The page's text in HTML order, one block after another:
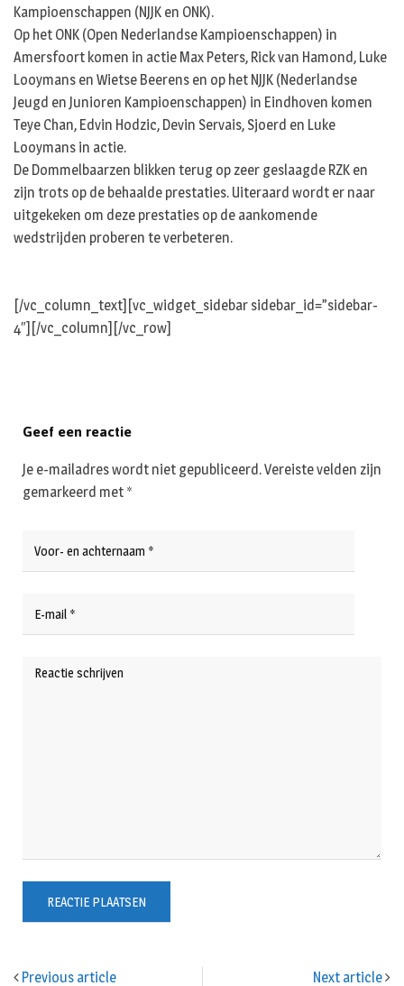
Kampioenschappen (NJJK en ONK).
Op het ONK (Open Nederlandse Kampioenschappen) in
Amersfoort komen in actie Max Peters, Rick van Hamond, Luke
Looymans en Wietse Beerens en op het NJJK (Nederlandse
Jeugd en Junioren Kampioenschappen) in Eindhoven komen
Teye Chan, Edvin Hodzic, Devin Servais, Sjoerd en Luke
Looymans in actie.
De Dommelbaarzen blikken terug op zeer geslaagde RZK en
zijn trots op de behaalde prestaties. Uiteraard wordt er naar
uitgekeken om deze prestaties op de aankomende
wedstrijden proberen te verbeteren.
[/vc_column_text][vc_widget_sidebar sidebar_id=”sidebar-
4″][/vc_column][/vc_row]
Previous article Next article
Geef een reactie
Je e-mailadres wordt niet gepubliceerd.Vereiste velden zijn
gemarkeerd met *